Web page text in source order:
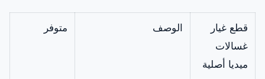
قطع غيار
غسالات
ميديا أصلية
الوصف متوفر